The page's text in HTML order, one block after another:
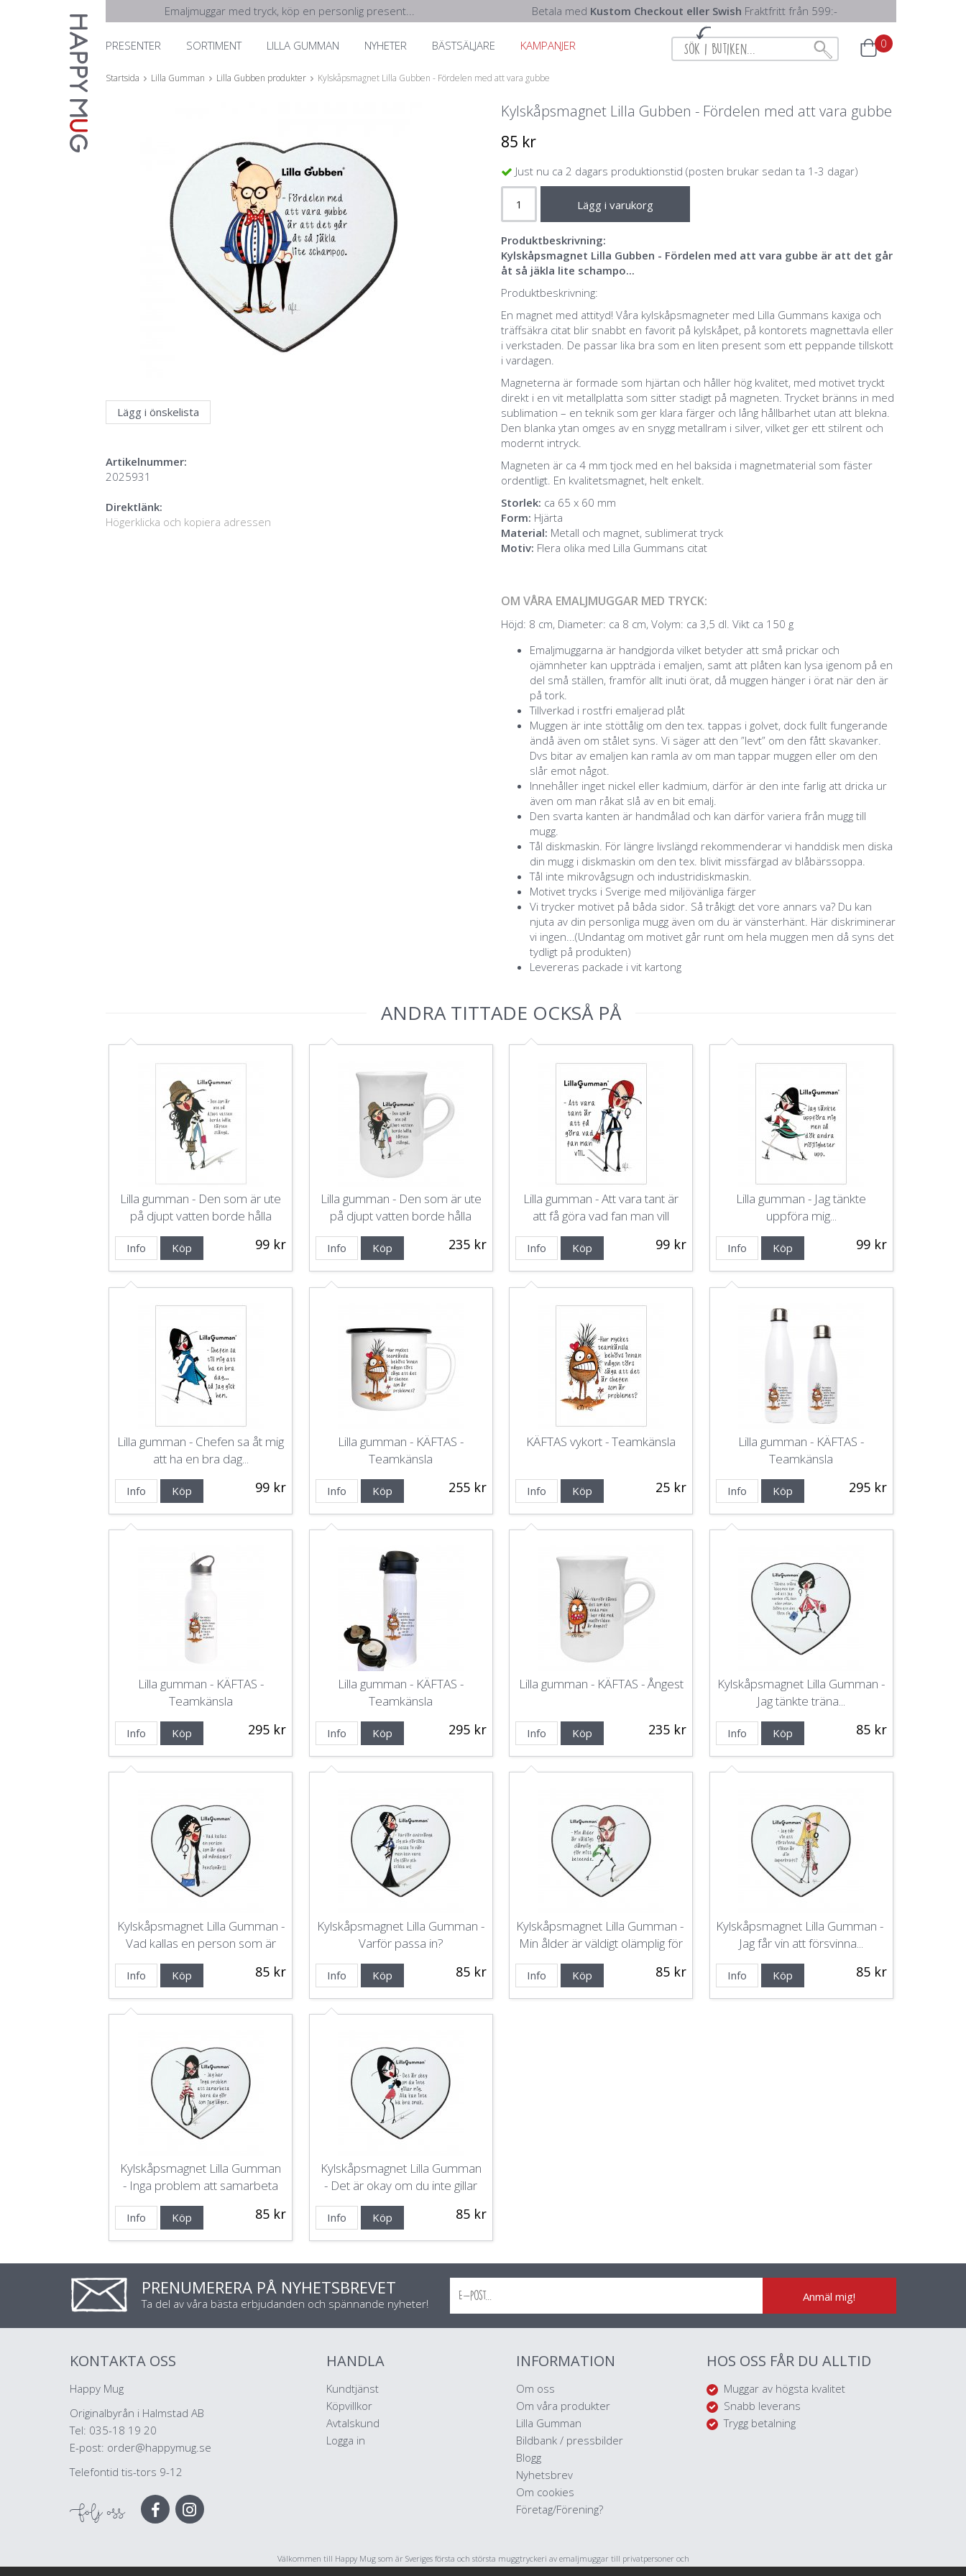
Emaljmuggar med tryck, köp en personlig present... Betala med Kustom Checkout eller Swish Fraktfritt från 599:-
PRESENTER SORTIMENT LILLA GUMMAN NYHETER BÄSTSÄLJARE KAMPANJER 0
Startsida Lilla Gumman Lilla Gubben produkter Kylskåpsmagnet Lilla Gubben - Fördelen med att vara gubbe
Kylskåpsmagnet Lilla Gubben - Fördelen med att vara gubbe
85 kr
Just nu ca 2 dagars produktionstid (posten brukar sedan ta 1-3 dagar)
Lägg i varukorg
Produktbeskrivning:
Kylskåpsmagnet Lilla Gubben - Fördelen med att vara gubbe är att det går
åt så jäkla lite schampo...
Produktbeskrivning:
En magnet med attityd! Våra kylskåpsmagneter med Lilla Gummans kaxiga och
träffsäkra citat blir snabbt en favorit på kylskåpet, på kontorets magnettavla eller
i verkstaden. De passar lika bra som en liten present som ett peppande tillskott
i vardagen.
Magneterna är formade som hjärtan och håller hög kvalitet, med motivet tryckt
direkt i en vit metallplatta som sitter stadigt på magneten. Trycket bränns in med
sublimation – en teknik som ger klara färger och lång hållbarhet utan att blekna.
Den blanka ytan omges av en snygg metallram i silver, vilket ger ett stilrent och
modernt intryck.
Magneten är ca 4 mm tjock med en hel baksida i magnetmaterial som fäster
ordentligt. En kvalitetsmagnet, helt enkelt.
Storlek: ca 65 x 60 mm
Form: Hjärta
Material: Metall och magnet, sublimerat tryck
Motiv: Flera olika med Lilla Gummans citat
OM VÅRA EMALJMUGGAR MED TRYCK:
Höjd: 8 cm, Diameter: ca 8 cm, Volym: ca 3,5 dl. Vikt ca 150 g
Emaljmuggarna är handgjorda vilket betyder att små prickar och
ojämnheter kan uppträda i emaljen, samt att plåten kan lysa igenom på en
del små ställen, framför allt inuti örat, då muggen hänger i örat när den är
på tork.
Tillverkad i rostfri emaljerad plåt
Muggen är inte stöttålig om den tex. tappas i golvet, dock fullt fungerande
ändå även om stålet syns. Vi säger att den ”levt” om den fått skavanker.
Dvs bitar av emaljen kan ramla av om man tappar muggen eller om den
slår emot något.
Innehåller inget nickel eller kadmium, därför är den inte farlig att dricka ur
även om man råkat slå av en bit emalj.
Den svarta kanten är handmålad och kan därför variera från mugg till
mugg.
Tål diskmaskin. För längre livslängd rekommenderar vi handdisk men diska
din mugg i diskmaskin om den tex. blivit missfärgad av blåbärssoppa.
Tål inte mikrovågsugn och industridiskmaskin.
Motivet trycks i Sverige med miljövänliga färger
Vi trycker motivet på båda sidor. Så tråkigt det vore annars va? Du kan
njuta av din personliga mugg även om du är vänsterhänt. Här diskriminerar
vi ingen...(Undantag om motivet går runt om hela muggen men då syns det
tydligt på produkten)
Levereras packade i vit kartong
Lägg i önskelista
Artikelnummer:
2025931
Direktlänk:
Högerklicka och kopiera adressen
ANDRA TITTADE OCKSÅ PÅ
Lilla gumman - Den som är ute
på djupt vatten borde hålla
käften stängd
99 kr
Info Köp
Lilla gumman - Den som är ute
på djupt vatten borde hålla
käften stängd
235 kr
Info Köp
Lilla gumman - Att vara tant är
att få göra vad fan man vill
99 kr
Info Köp
Lilla gumman - Jag tänkte
uppföra mig...
99 kr
Info Köp
Lilla gumman - Chefen sa åt mig
att ha en bra dag...
99 kr
Info Köp
Lilla gumman - KÄFTAS -
Teamkänsla
255 kr
Info Köp
KÄFTAS vykort - Teamkänsla
25 kr
Info Köp
Lilla gumman - KÄFTAS -
Teamkänsla
295 kr
Info Köp
Lilla gumman - KÄFTAS -
Teamkänsla
295 kr
Info Köp
Lilla gumman - KÄFTAS -
Teamkänsla
295 kr
Info Köp
Lilla gumman - KÄFTAS - Ångest
235 kr
Info Köp
Kylskåpsmagnet Lilla Gumman -
Jag tänkte träna...
85 kr
Info Köp
Kylskåpsmagnet Lilla Gumman -
Vad kallas en person som är
glad på måndagar? Pensionär!
85 kr
Info Köp
Kylskåpsmagnet Lilla Gumman -
Varför passa in?
85 kr
Info Köp
Kylskåpsmagnet Lilla Gumman -
Min ålder är väldigt olämplig för
mitt beteende
85 kr
Info Köp
Kylskåpsmagnet Lilla Gumman -
Jag får vin att försvinna...
85 kr
Info Köp
Kylskåpsmagnet Lilla Gumman
- Inga problem att samarbeta
85 kr
Info Köp
Kylskåpsmagnet Lilla Gumman
- Det är okay om du inte gillar
mig.
85 kr
Info Köp
PRENUMERERA PÅ NYHETSBREVET
Ta del av våra bästa erbjudanden och spännande nyheter! Anmäl mig!
KONTAKTA OSS
Happy Mug
Originalbyrån i Halmstad AB
Tel: 035-18 19 20
E-post: order@happymug.se
Telefontid tis-tors 9-12
Följ oss
HANDLA
Kundtjänst
Köpvillkor
Avtalskund
Logga in
INFORMATION
Om oss
Om våra produkter
Lilla Gumman
Bildbank / pressbilder
Blogg
Nyhetsbrev
Om cookies
Företag/Förening?
HOS OSS FÅR DU ALLTID
Muggar av högsta kvalitet
Snabb leverans
Trygg betalning
Välkommen till Happy Mug som är Sveriges första och största muggtryckeri av emaljmuggar till privatpersoner och